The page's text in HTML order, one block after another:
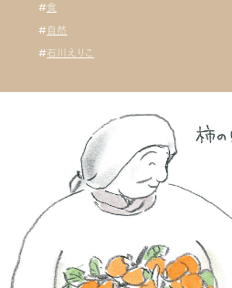
#食
#自然
#石川えりこ